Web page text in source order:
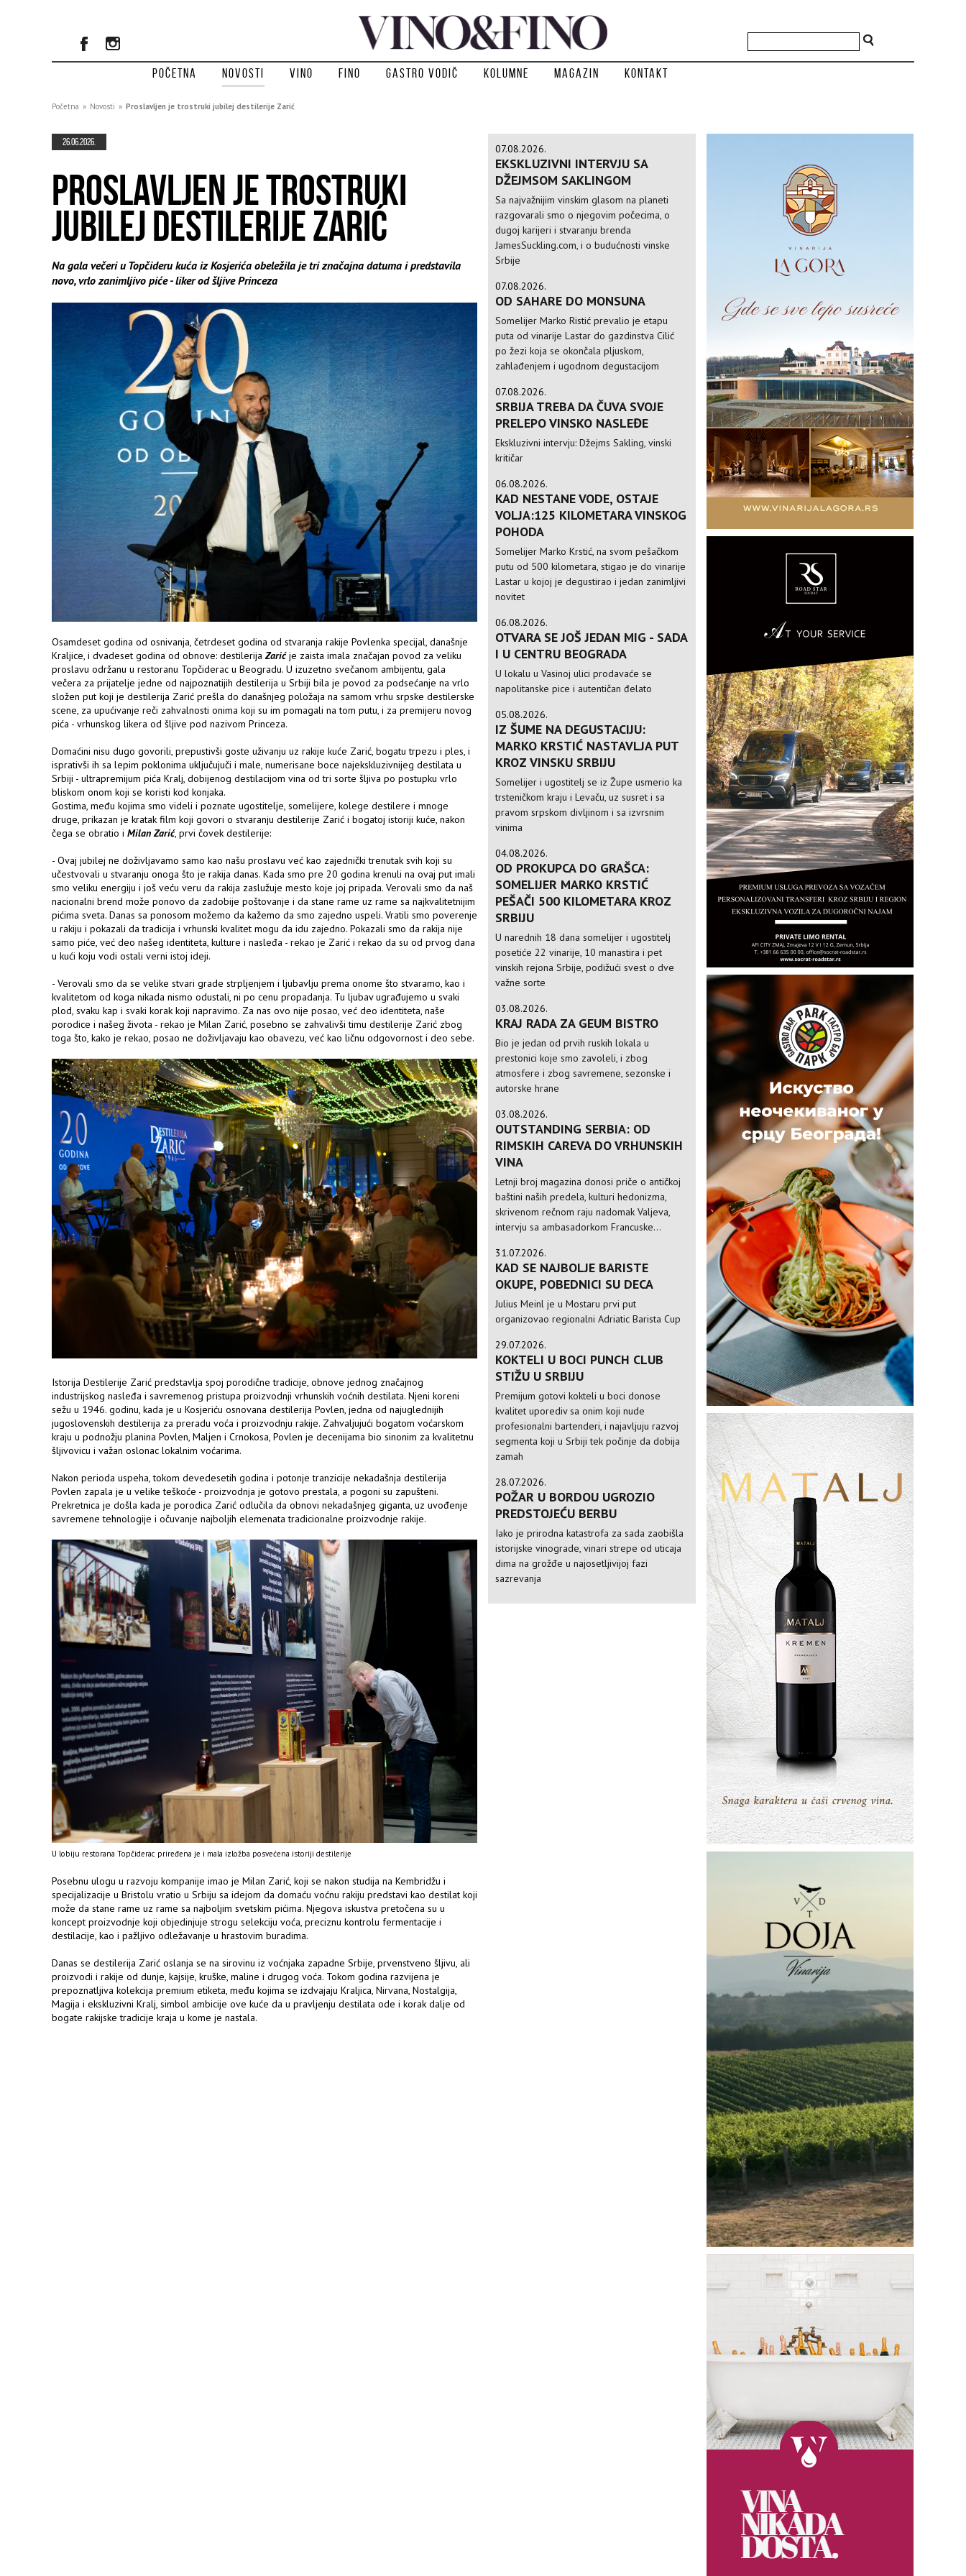
Početna Novosti Vino Fino Gastro vodič Kolumne Magazin Kontakt
Početna » Novosti » Proslavljen je trostruki jubilej destilerije Zarić
26.06.2026.
PROSLAVLJEN JE TROSTRUKI
JUBILEJ DESTILERIJE ZARIĆ
Na gala večeri u Topčideru kuća iz Kosjerića obeležila je tri značajna datuma i predstavila
novo, vrlo zanimljivo piće - liker od šljive Princeza
Osamdeset godina od osnivanja, četrdeset godina od stvaranja rakije Povlenka specijal, današnje
Kraljice, i dvadeset godina od obnove: destilerija Zarićje zaista imala značajan povod za veliku
proslavu održanu u restoranu Topčiderac u Beogradu. U izuzetno svečanom ambijentu, gala
večera za prijatelje jedne od najpoznatijih destilerija u Srbiji bila je povod za podsećanje na vrlo
složen put koji je destilerija Zarić prešla do današnjeg položaja na samom vrhu srpske destilerske
scene, za upućivanje reči zahvalnosti onima koji su im pomagali na tom putu, i za premijeru novog
pića - vrhunskog likera od šljive pod nazivom Princeza.
Domaćini nisu dugo govorili, prepustivši goste uživanju uz rakije kuće Zarić, bogatu trpezu i ples, i
isprativši ih sa lepim poklonima uključujuči i male, numerisane boce najekskluzivnijeg destilata u
Srbiji - ultrapremijum pića Kralj, dobijenog destilacijom vina od tri sorte šljiva po postupku vrlo
bliskom onom koji se koristi kod konjaka.
Gostima, među kojima smo videli i poznate ugostitelje, somelijere, kolege destilere i mnoge
druge, prikazan je kratak film koji govori o stvaranju destilerije Zarić i bogatoj istoriji kuće, nakon
čega se obratio i Milan Zarić, prvi čovek destilerije:
- Ovaj jubilej ne doživljavamo samo kao našu proslavu već kao zajednički trenutak svih koji su
učestvovali u stvaranju onoga što je rakija danas. Kada smo pre 20 godina krenuli na ovaj put imali
smo veliku energiju i još veću veru da rakija zaslužuje mesto koje joj pripada. Verovali smo da naš
nacionalni brend može ponovo da zadobije poštovanje i da stane rame uz rame sa najkvalitetnijim
pićima sveta. Danas sa ponosom možemo da kažemo da smo zajedno uspeli. Vratili smo poverenje
u rakiju i pokazali da tradicija i vrhunski kvalitet mogu da idu zajedno. Pokazali smo da rakija nije
samo piće, već deo našeg identiteta, kulture i nasleđa - rekao je Zarić i rekao da su od prvog dana
u kući koju vodi ostali verni istoj ideji.
- Verovali smo da se velike stvari grade strpljenjem i ljubavlju prema onome što stvaramo, kao i
kvalitetom od koga nikada nismo odustali, ni po cenu propadanja. Tu ljubav ugrađujemo u svaki
plod, svaku kap i svaki korak koji napravimo. Za nas ovo nije posao, već deo identiteta, naše
porodice i našeg života - rekao je Milan Zarić, posebno se zahvalivši timu destilerije Zarić zbog
toga što, kako je rekao, posao ne doživljavaju kao obavezu, već kao ličnu odgovornost i deo sebe.
Istorija Destilerije Zarić predstavlja spoj porodične tradicije, obnove jednog značajnog
industrijskog nasleđa i savremenog pristupa proizvodnji vrhunskih voćnih destilata. Njeni koreni
sežu u 1946. godinu, kada je u Kosjeriću osnovana destilerija Povlen, jedna od najuglednijih
jugoslovenskih destilerija za preradu voća i proizvodnju rakije. Zahvaljujući bogatom voćarskom
kraju u podnožju planina Povlen, Maljen i Crnokosa, Povlen je decenijama bio sinonim za kvalitetnu
šljivovicu i važan oslonac lokalnim voćarima.
Nakon perioda uspeha, tokom devedesetih godina i potonje tranzicije nekadašnja destilerija
Povlen zapala je u velike teškoće - proizvodnja je gotovo prestala, a pogoni su zapušteni.
Prekretnica je došla kada je porodica Zarić odlučila da obnovi nekadašnjeg giganta, uz uvođenje
savremene tehnologije i očuvanje najboljih elemenata tradicionalne proizvodnje rakije.
U lobiju restorana Topčiderac priređena je i mala izložba posvećena istoriji destilerije
Posebnu ulogu u razvoju kompanije imao je Milan Zarić, koji se nakon studija na Kembridžu i
specijalizacije u Bristolu vratio u Srbiju sa idejom da domaću voćnu rakiju predstavi kao destilat koji
može da stane rame uz rame sa najboljim svetskim pićima. Njegova iskustva pretočena su u
koncept proizvodnje koji objedinjuje strogu selekciju voća, preciznu kontrolu fermentacije i
destilacije, kao i pažljivo odležavanje u hrastovim buradima.
Danas se destilerija Zarić oslanja se na sirovinu iz voćnjaka zapadne Srbije, prvenstveno šljivu, ali
proizvodi i rakije od dunje, kajsije, kruške, maline i drugog voća. Tokom godina razvijena je
prepoznatljiva kolekcija premium etiketa, među kojima se izdvajaju Kraljica, Nirvana, Nostalgija,
Magija i ekskluzivni Kralj, simbol ambicije ove kuće da u pravljenju destilata ode i korak dalje od
bogate rakijske tradicije kraja u kome je nastala.
07.08.2026.
EKSKLUZIVNI INTERVJU SA
DŽEJMSOM SAKLINGOM
Sa najvažnijim vinskim glasom na planeti
razgovarali smo o njegovim počecima, o
dugoj karijeri i stvaranju brenda
JamesSuckling.com, i o budućnosti vinske
Srbije
07.08.2026.
OD SAHARE DO MONSUNA
Somelijer Marko Ristić prevalio je etapu
puta od vinarije Lastar do gazdinstva Cilić
po žezi koja se okončala pljuskom,
zahlađenjem i ugodnom degustacijom
07.08.2026.
SRBIJA TREBA DA ČUVA SVOJE
PRELEPO VINSKO NASLEĐE
Ekskluzivni intervju: Džejms Sakling, vinski
kritičar
06.08.2026.
KAD NESTANE VODE, OSTAJE
VOLJA:125 KILOMETARA VINSKOG
POHODA
Somelijer Marko Krstić, na svom pešačkom
putu od 500 kilometara, stigao je do vinarije
Lastar u kojoj je degustirao i jedan zanimljivi
novitet
06.08.2026.
OTVARA SE JOŠ JEDAN MIG - SADA
I U CENTRU BEOGRADA
U lokalu u Vasinoj ulici prodavaće se
napolitanske pice i autentičan đelato
05.08.2026.
IZ ŠUME NA DEGUSTACIJU:
MARKO KRSTIĆ NASTAVLJA PUT
KROZ VINSKU SRBIJU
Somelijer i ugostitelj se iz Župe usmerio ka
trsteničkom kraju i Levaču, uz susret i sa
pravom srpskom divljinom i sa izvrsnim
vinima
04.08.2026.
OD PROKUPCA DO GRAŠCA:
SOMELIJER MARKO KRSTIĆ
PEŠAČI 500 KILOMETARA KROZ
SRBIJU
U narednih 18 dana somelijer i ugostitelj
posetiće 22 vinarije, 10 manastira i pet
vinskih rejona Srbije, podižući svest o dve
važne sorte
03.08.2026.
KRAJ RADA ZA GEUM BISTRO
Bio je jedan od prvih ruskih lokala u
prestonici koje smo zavoleli, i zbog
atmosfere i zbog savremene, sezonske i
autorske hrane
03.08.2026.
OUTSTANDING SERBIA: OD
RIMSKIH CAREVA DO VRHUNSKIH
VINA
Letnji broj magazina donosi priče o antičkoj
baštini naših predela, kulturi hedonizma,
skrivenom rečnom raju nadomak Valjeva,
intervju sa ambasadorkom Francuske...
31.07.2026.
KAD SE NAJBOLJE BARISTE
OKUPE, POBEDNICI SU DECA
Julius Meinl je u Mostaru prvi put
organizovao regionalni Adriatic Barista Cup
29.07.2026.
KOKTELI U BOCI PUNCH CLUB
STIŽU U SRBIJU
Premijum gotovi kokteli u boci donose
kvalitet uporediv sa onim koji nude
profesionalni bartenderi, i najavljuju razvoj
segmenta koji u Srbiji tek počinje da dobija
zamah
28.07.2026.
POŽAR U BORDOU UGROZIO
PREDSTOJEĆU BERBU
Iako je prirodna katastrofa za sada zaobišla
istorijske vinograde, vinari strepe od uticaja
dima na grožđe u najosetljivijoj fazi
sazrevanja